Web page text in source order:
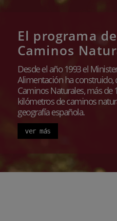
El programa de
Caminos
Desde el año 1993 el
Alimentación ha
Caminos Naturales, más de
kilómetros de caminos
geografía española.
ver más